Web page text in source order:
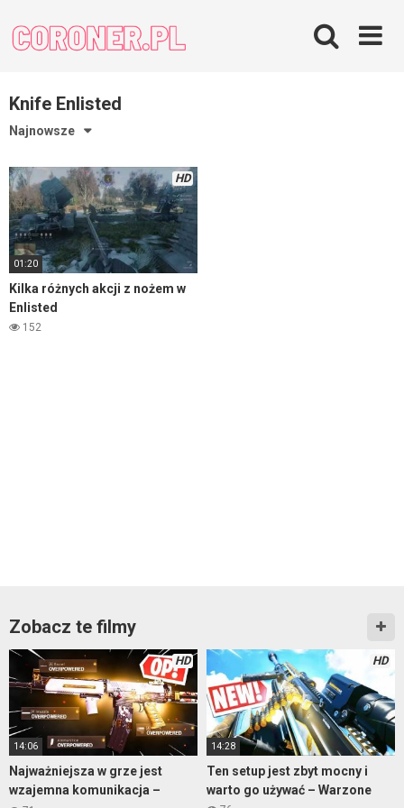
content
Knife Enlisted
Najnowsze
HD
01:20
Kilka różnych akcji z nożem w
Enlisted
152
Zobacz te filmy
HD
14:06
Najważniejsza w grze jest
wzajemna komunikacja –
HD
14:28
Ten setup jest zbyt mocny i
warto go używać – Warzone